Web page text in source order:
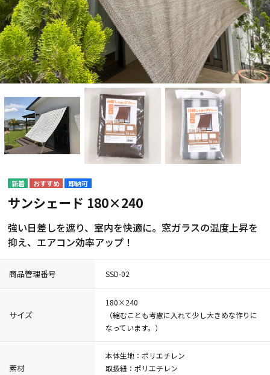
即納可
サンシェード 180×240
強い日差しを遮り、室内を快適に。窓ガラスの温度上昇を
抑え、エアコン効率アップ！
商品管理番号 SSD-02
サイズ
180×240
（縮むことも考慮に入れて少し大きめな作りに
なっています。）
素材
本体生地：ポリエチレン
取扱紐：ポリエチレン